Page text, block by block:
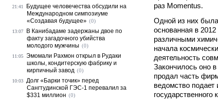
раз Momentus.
Одной из них
основанная в
различными
начала
деятельность
Закончилось оно
продал часть
ведомство
государственного
21:41
Будущее человечества обсудили на
Международном симпозиуме
«Создавая будущее» (0)
13:07
В Канибадаме задержаны двое по
факту загадочного убийства
молодого мужчины (0)
11:05 Эмомали Рахмон открыл в Рудаки
школы, кондитерскую фабрику и
кирпичный завод (0)
10:03 Долг «Барки точик» перед
Сангтудинской ГЭС-1 перевалил за
$331 миллион (0)